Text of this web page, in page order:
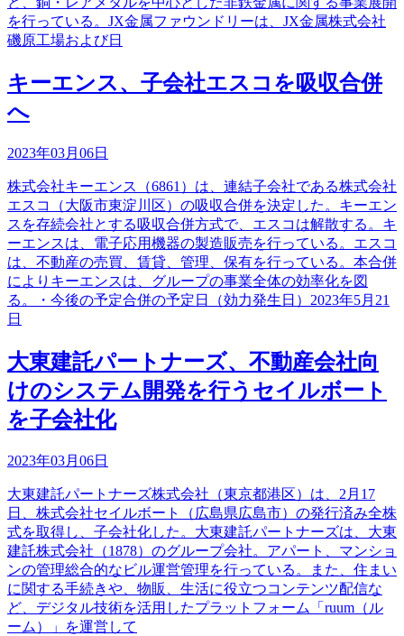
を行っている。JX金属ファウンドリーは、JX金属株式会社
磯原工場および日
キーエンス、子会社エスコを吸収合併
へ
2023年03月06日
株式会社キーエンス（6861）は、連結子会社である株式会社
エスコ（大阪市東淀川区）の吸収合併を決定した。キーエン
スを存続会社とする吸収合併方式で、エスコは解散する。キ
ーエンスは、電子応用機器の製造販売を行っている。エスコ
は、不動産の売買、賃貸、管理、保有を行っている。本合併
によりキーエンスは、グループの事業全体の効率化を図
る。・今後の予定合併の予定日（効力発生日）2023年5月21
日
大東建託パートナーズ、不動産会社向
けのシステム開発を行うセイルボート
を子会社化
2023年03月06日
大東建託パートナーズ株式会社（東京都港区）は、2月17
日、株式会社セイルボート（広島県広島市）の発行済み全株
式を取得し、子会社化した。大東建託パートナーズは、大東
建託株式会社（1878）のグループ会社。アパート、マンショ
ンの管理総合的なビル運営管理を行っている。また、住まい
に関する手続きや、物販、生活に役立つコンテンツ配信な
ど、デジタル技術を活用したプラットフォーム「ruum（ル
ーム）」を運営して